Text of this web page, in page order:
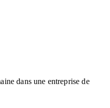
dans une entreprise de